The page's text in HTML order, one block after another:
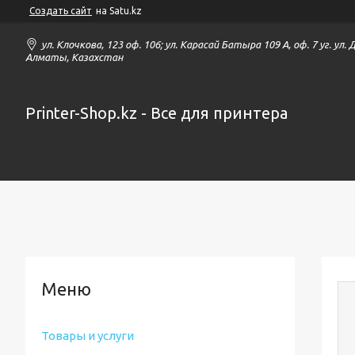
Создать сайт на Satu.kz
ул. Клочкова, 123 оф. 106; ул. Карасай Батыра 109 А, оф. 7 уг. ул.
Алматы, Казахстан
Printer-Shop.kz - Все для принтера
Товары и услуги